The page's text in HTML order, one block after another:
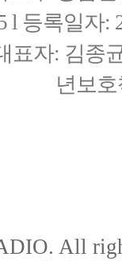
l 등록일자:
표자: 김종
년보
All